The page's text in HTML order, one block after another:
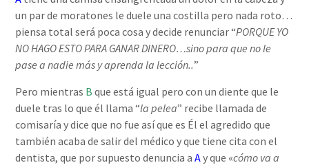
un par de moratones le duele una costilla pero nada roto…
piensa total será poca cosa y decide renunciar “PORQUE YO
NO HAGO ESTO PARA GANAR DINERO…sino para que no le
pase a nadie más y aprenda la lección..”
Pero mientras B que está igual pero con un diente que le
duele tras lo que él llama “la pelea” recibe llamada de
comisaría y dice que no fue así que es Él el agredido que
también acaba de salir del médico y que tiene cita con el
dentista, que por supuesto denuncia aAy que «cómo va a